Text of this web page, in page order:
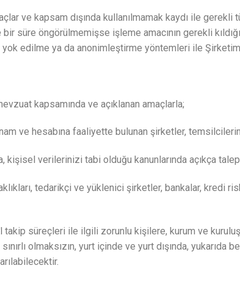
ve kapsam dışında kullanılmamak kaydı ile
süre öngörülmemişse işleme amacının gerekli
edilme ya da anonimleştirme yöntemleri ile
kapsamında ve açıklanan amaçlarla;
ve hesabına faaliyette bulunan şirketler,
kişisel verilerinizi tabi olduğu kanunlarında açıkça
tedarikçi ve yüklenici şirketler, bankalar, kredi
takip süreçleri ile ilgili zorunlu kişilere, kurum ve
olmaksızın, yurt içinde ve yurt dışında,